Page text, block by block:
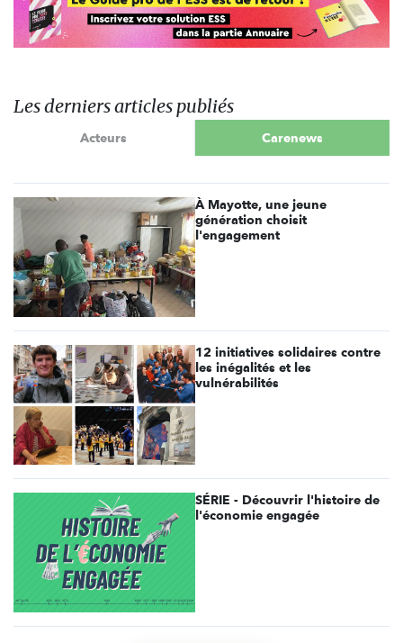
Les derniers articles publiés
Acteurs Carenews
À Mayotte, une jeune
génération choisit
l'engagement
12 initiatives solidaires contre
les inégalités et les
vulnérabilités
SÉRIE - Découvrir l'histoire de
l'économie engagée